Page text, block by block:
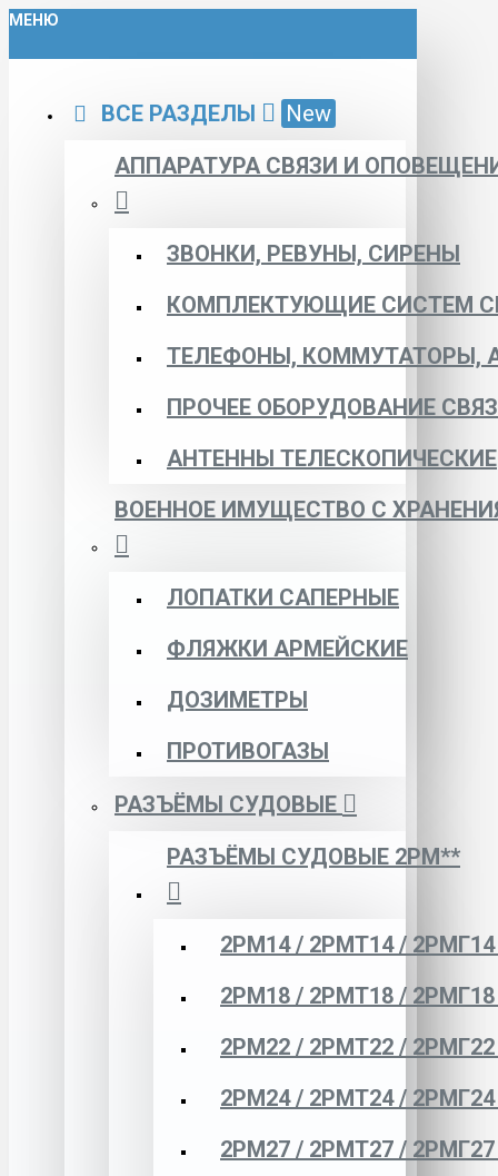
МЕНЮ
ВСЕ РАЗДЕЛЫ
New
АППАРАТУРА СВЯЗИ И
ЗВОНКИ, РЕВУНЫ, СИРЕНЫ
КОМПЛЕКТУЮЩИЕ СИСТЕМ
ТЕЛЕФОНЫ, КОММУТАТОРЫ,
ПРОЧЕЕ ОБОРУДОВАНИЕ
АНТЕННЫ ТЕЛЕСКОПИЧЕСКИЕ
ВОЕННОЕ ИМУЩЕСТВО С
ЛОПАТКИ САПЕРНЫЕ
ФЛЯЖКИ АРМЕЙСКИЕ
ДОЗИМЕТРЫ
ПРОТИВОГАЗЫ
РАЗЪЁМЫ СУДОВЫЕ
РАЗЪЁМЫ СУДОВЫЕ 2РМ**
2РМ14 / 2РМТ14 /
2РМ18 / 2РМТ18 /
2РМ22 / 2РМТ22 /
2РМ24 / 2РМТ24 /
2РМ27 / 2РМТ27 /